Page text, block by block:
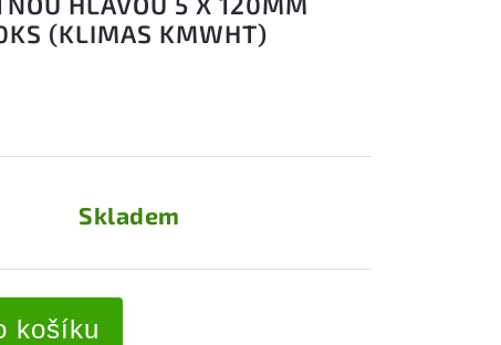
(KLIMAS KMWHT)
Skladem
košíku